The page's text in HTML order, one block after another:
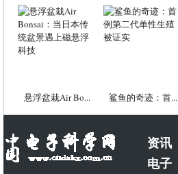
悬浮盆栽Air Bo... 鲨鱼的奇迹：首...
资讯
电子